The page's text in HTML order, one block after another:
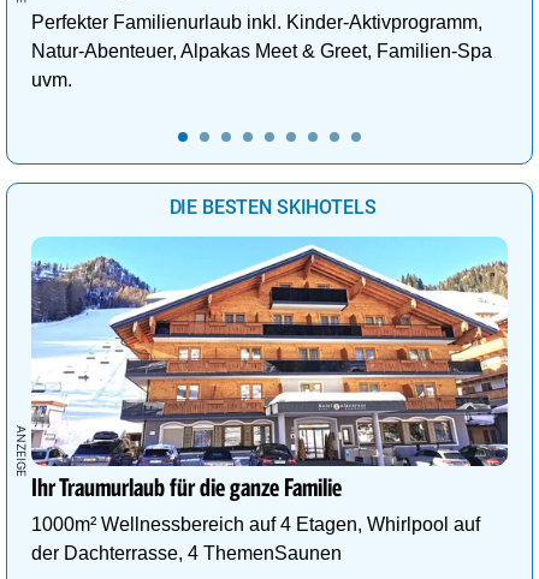
Perfekter Familienurlaub inkl. Kinder-Aktivprogramm,
Natur-Abenteuer, Alpakas Meet & Greet, Familien-Spa
uvm.
DIE BESTEN SKIHOTELS
Ihr Traumurlaub für die ganze Familie
1000m² Wellnessbereich auf 4 Etagen, Whirlpool auf
der Dachterrasse, 4 ThemenSaunen